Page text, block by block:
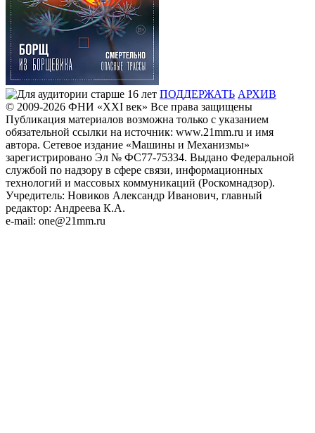
ПОДДЕРЖАТЬ АРХИВ
© 2009-2026 ФHИ «XXI век» Все права защищены
Публикация материалов возможна только с указанием
обязательной ссылки на источник: www.21mm.ru и имя
автора. Сетевое издание «Машины и Механизмы»
зарегистрировано Эл № ФС77-75334. Выдано Федеральной
службой по надзору в сфере связи, информационных
технологий и массовых коммуникаций (Роскомнадзор).
Учредитель: Новиков Александр Иванович, главный
редактор: Андреева К.А.
e-mail: one@21mm.ru